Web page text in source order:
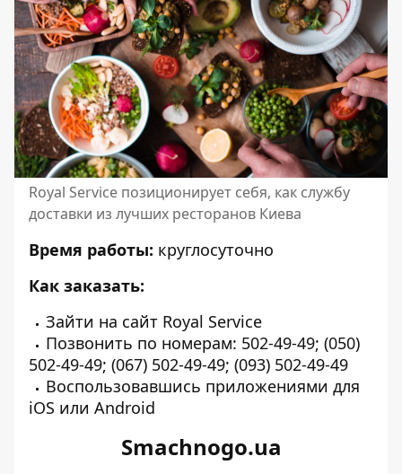
Royal Service позиционирует себя, как службу
доставки из лучших ресторанов Киева
Время работы: круглосуточно
Как заказать:
Зайти на сайт Royal Service
Позвонить по номерам: 502-49-49; (050)
502-49-49; (067) 502-49-49; (093) 502-49-49
Воспользовавшись приложениями для
iOS или Android
Smachnogo.ua